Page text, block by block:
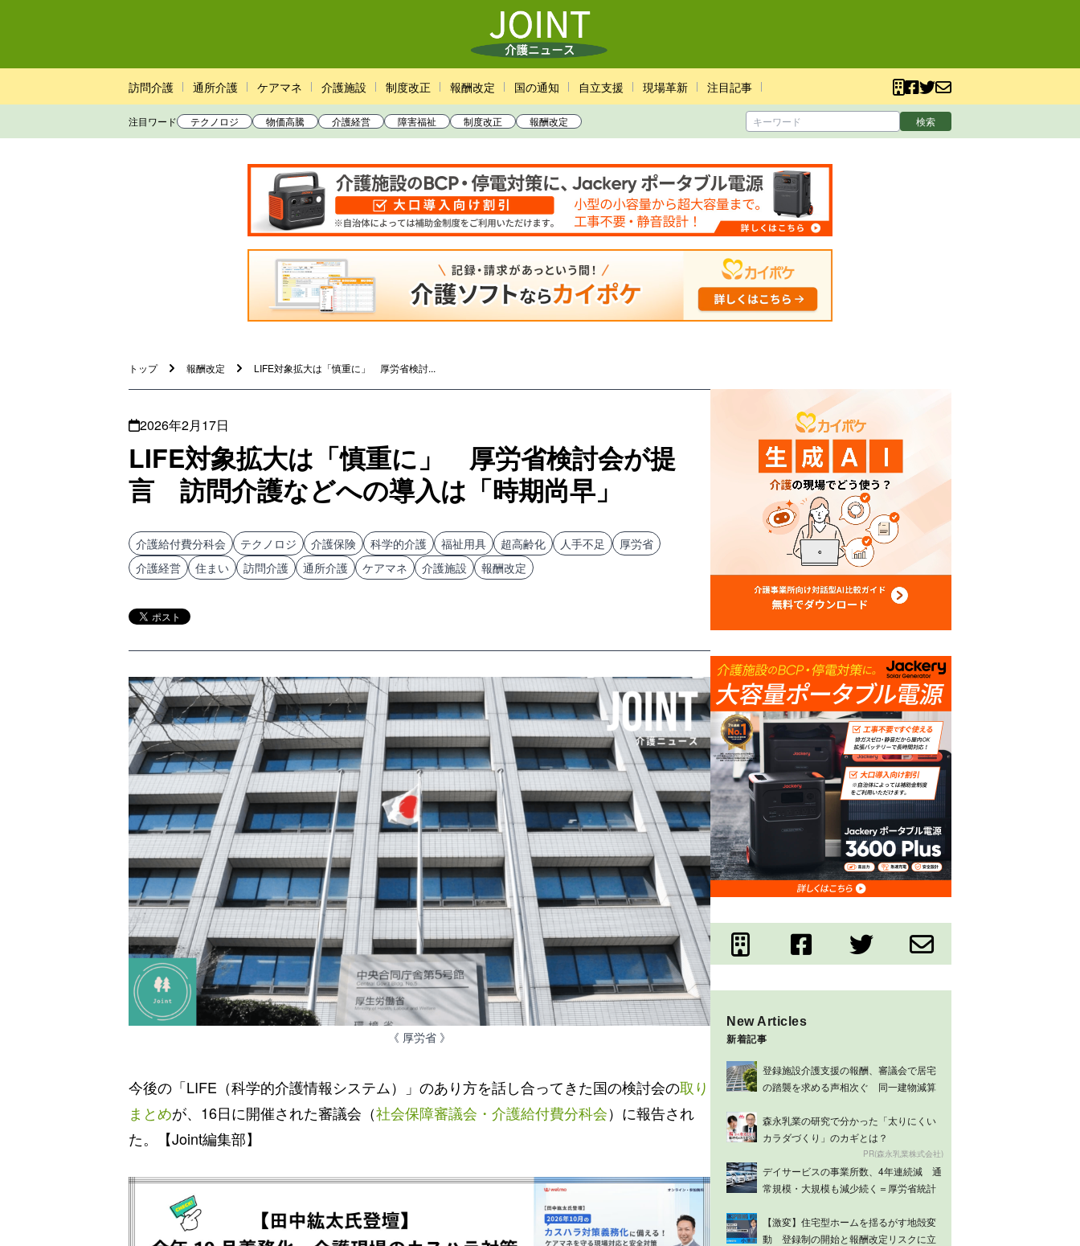
訪問介護 通所介護 ケアマネ 介護施設 制度改正 報酬改定 国の通知 自立支援 現場革新 注目記事
注目ワード テクノロジ 物価高騰 介護経営 障害福祉 制度改正 報酬改定 検索
トップ 報酬改定 LIFE対象拡大は「慎重に」 厚労省検討...
2026年2月17日
LIFE対象拡大は「慎重に」 厚労省検討会が提
言 訪問介護などへの導入は「時期尚早」
介護給付費分科会 テクノロジ 介護保険 科学的介護 福祉用具 超高齢化 人手不足
厚労省
介護経営
住まい 訪問介護 通所介護 ケアマネ 介護施設 報酬改定
《 厚労省 》
今後の「LIFE（科学的介護情報システム）」のあり方を話し合ってきた国の検討会の取り
まとめが、16日に開催された審議会（社会保障審議会・介護給付費分科会）に報告され
た。【Joint編集部】
New Articles
新着記事
登録施設介護支援の報酬、審議会で居宅
の踏襲を求める声相次ぐ 同一建物減算
森永乳業の研究で分かった「太りにくい
カラダづくり」のカギとは？
PR(森永乳業株式会社)
デイサービスの事業所数、4年連続減 通
常規模・大規模も減少続く＝厚労省統計
【激変】住宅型ホームを揺るがす地殻変
動 登録制の開始と報酬改定リスクに立